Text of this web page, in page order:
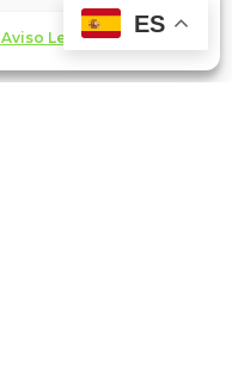
Aviso Legal
ES